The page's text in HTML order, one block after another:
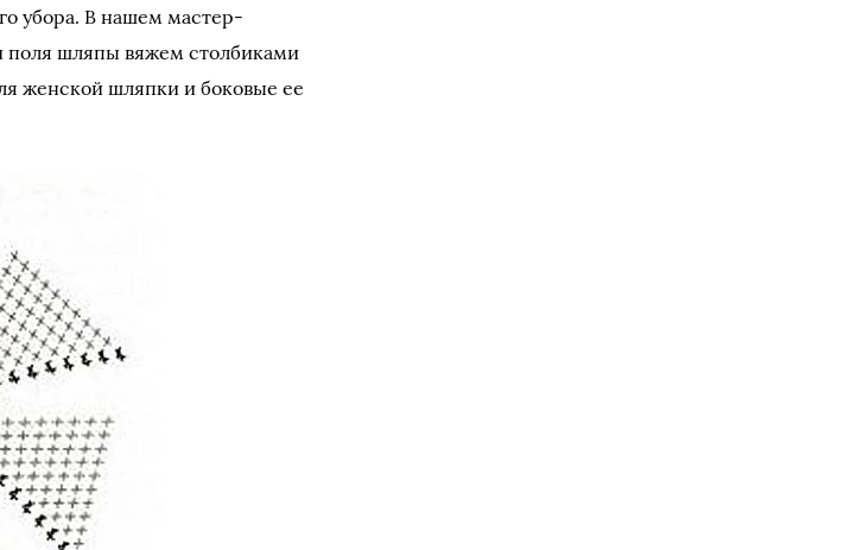
убора. В нашем мастер-
поля шляпы вяжем столбиками
женской шляпки и боковые ее